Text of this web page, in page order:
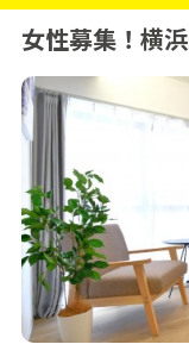
女性募集！横